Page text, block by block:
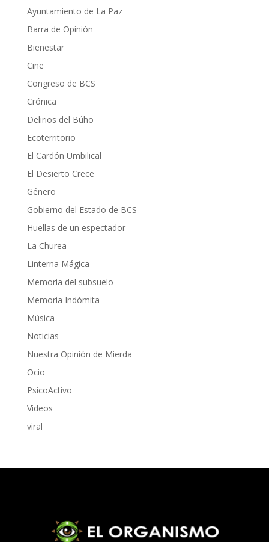
Ayuntamiento de La Paz
Barra de Opinión
Bienestar
Cine
Congreso de BCS
Crónica
Delirios del Búho
Ecoterritorio
El Cardón Umbilical
El Desierto Crece
Género
Gobierno del Estado de BCS
Huellas de un espectador
La Churea
Linterna Mágica
Memoria del subsuelo
Memoria Indómita
Música
Noticias
Nuestra Opinión de Mierda
Ocio
PsicoActivo
Videos
viral